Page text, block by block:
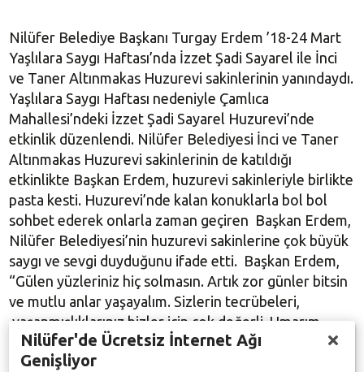
Nilüfer Belediye Başkanı Turgay Erdem ’18-24 Mart
Yaşlılara Saygı Haftası’nda İzzet Şadi Sayarel ile İnci
ve Taner Altınmakas Huzurevi sakinlerinin yanındaydı.
Yaşlılara Saygı Haftası nedeniyle Çamlıca
Mahallesi’ndeki İzzet Şadi Sayarel Huzurevi’nde
etkinlik düzenlendi. Nilüfer Belediyesi İnci ve Taner
Altınmakas Huzurevi sakinlerinin de katıldığı
etkinlikte Başkan Erdem, huzurevi sakinleriyle birlikte
pasta kesti. Huzurevi’nde kalan konuklarla bol bol
sohbet ederek onlarla zaman geçiren Başkan Erdem,
Nilüfer Belediyesi’nin huzurevi sakinlerine çok büyük
saygı ve sevgi duyduğunu ifade etti. Başkan Erdem,
“Gülen yüzleriniz hiç solmasın. Artık zor günler bitsin
ve mutlu anlar yaşayalım. Sizlerin tecrübeleri,
yaşanmışlıklarınız bizler için çok değerli. Umarım
güzel günlerde daha sık bir araya gelerek mutlu anlar
yaşarız. Hepinize sağlıklı mutlu huzurlu günler
Nilüfer'de Ücretsiz İnternet Ağı
Genişliyor